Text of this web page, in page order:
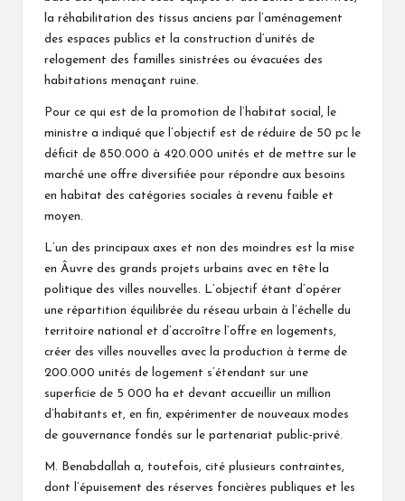
la réhabilitation des tissus anciens par l’aménagement
des espaces publics et la construction d’unités de
relogement des familles sinistrées ou évacuées des
habitations menaçant ruine.
Pour ce qui est de la promotion de l’habitat social, le
ministre a indiqué que l’objectif est de réduire de 50 pc le
déficit de 850.000 à 420.000 unités et de mettre sur le
marché une offre diversifiée pour répondre aux besoins
en habitat des catégories sociales à revenu faible et
moyen.
L’un des principaux axes et non des moindres est la mise
en Âuvre des grands projets urbains avec en tête la
politique des villes nouvelles. L’objectif étant d’opérer
une répartition équilibrée du réseau urbain à l’échelle du
territoire national et d’accroître l’offre en logements,
créer des villes nouvelles avec la production à terme de
200.000 unités de logement s’étendant sur une
superficie de 5 000 ha et devant accueillir un million
d’habitants et, en fin, expérimenter de nouveaux modes
de gouvernance fondés sur le partenariat public-privé.
M. Benabdallah a, toutefois, cité plusieurs contraintes,
dont l’épuisement des réserves foncières publiques et les